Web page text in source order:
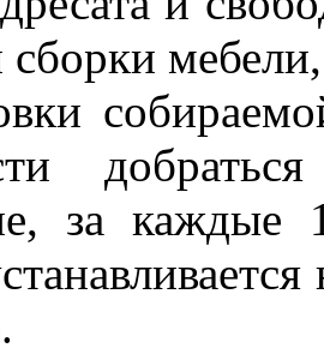
сборки
за каждые